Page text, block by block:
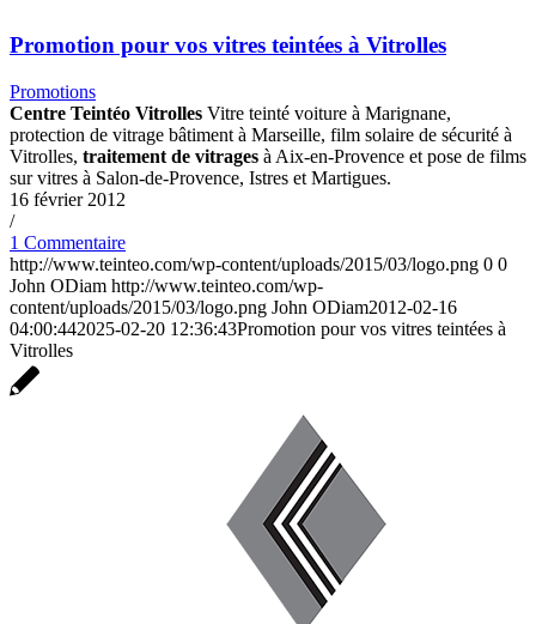
Promotion pour vos vitres teintées à Vitrolles
Promotions
Centre Teintéo Vitrolles Vitre teinté voiture à Marignane,
protection de vitrage bâtiment à Marseille, film solaire de sécurité à
Vitrolles, traitement de vitrages à Aix-en-Provence et pose de films
sur vitres à Salon-de-Provence, Istres et Martigues.
16 février 2012
/
1 Commentaire
http://www.teinteo.com/wp-content/uploads/2015/03/logo.png 0 0
John ODiam http://www.teinteo.com/wp-
content/uploads/2015/03/logo.png John ODiam2012-02-16
04:00:442025-02-20 12:36:43Promotion pour vos vitres teintées à
Vitrolles